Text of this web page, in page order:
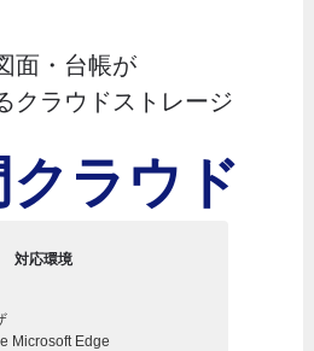
面・台帳が
クラウドストレージ
ラウド
対応環境
Microsoft Edge